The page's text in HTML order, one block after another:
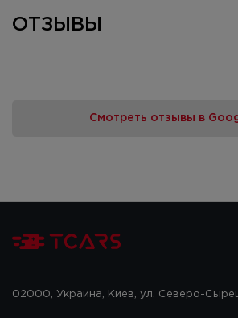
ОТЗЫВЫ
Смотреть отзывы в
02000, Украина, Киев, ул. Северо-